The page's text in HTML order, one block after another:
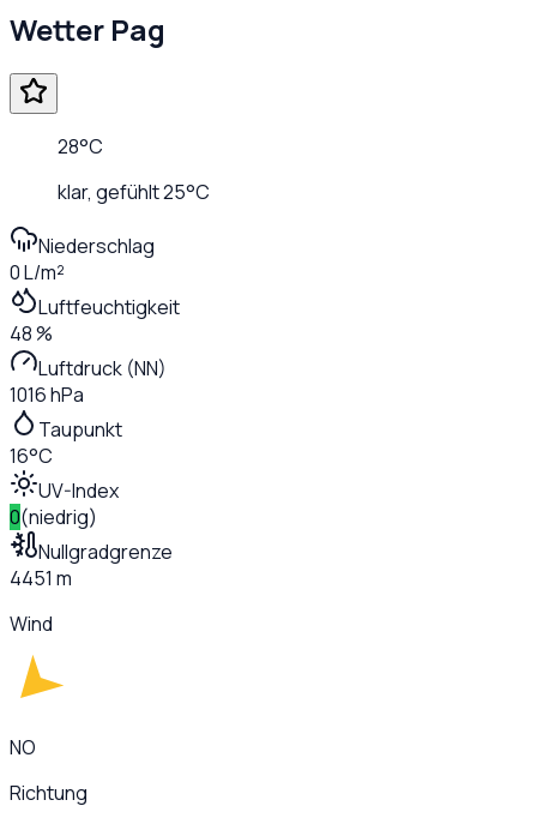
Wetter Pag
28°C
klar, gefühlt25°C
Niederschlag
0 L/m²
Luftfeuchtigkeit
48 %
Luftdruck (NN)
1016 hPa
Taupunkt
16°C
UV-Index
0(niedrig)
Nullgradgrenze
4451 m
Wind
NO
Richtung